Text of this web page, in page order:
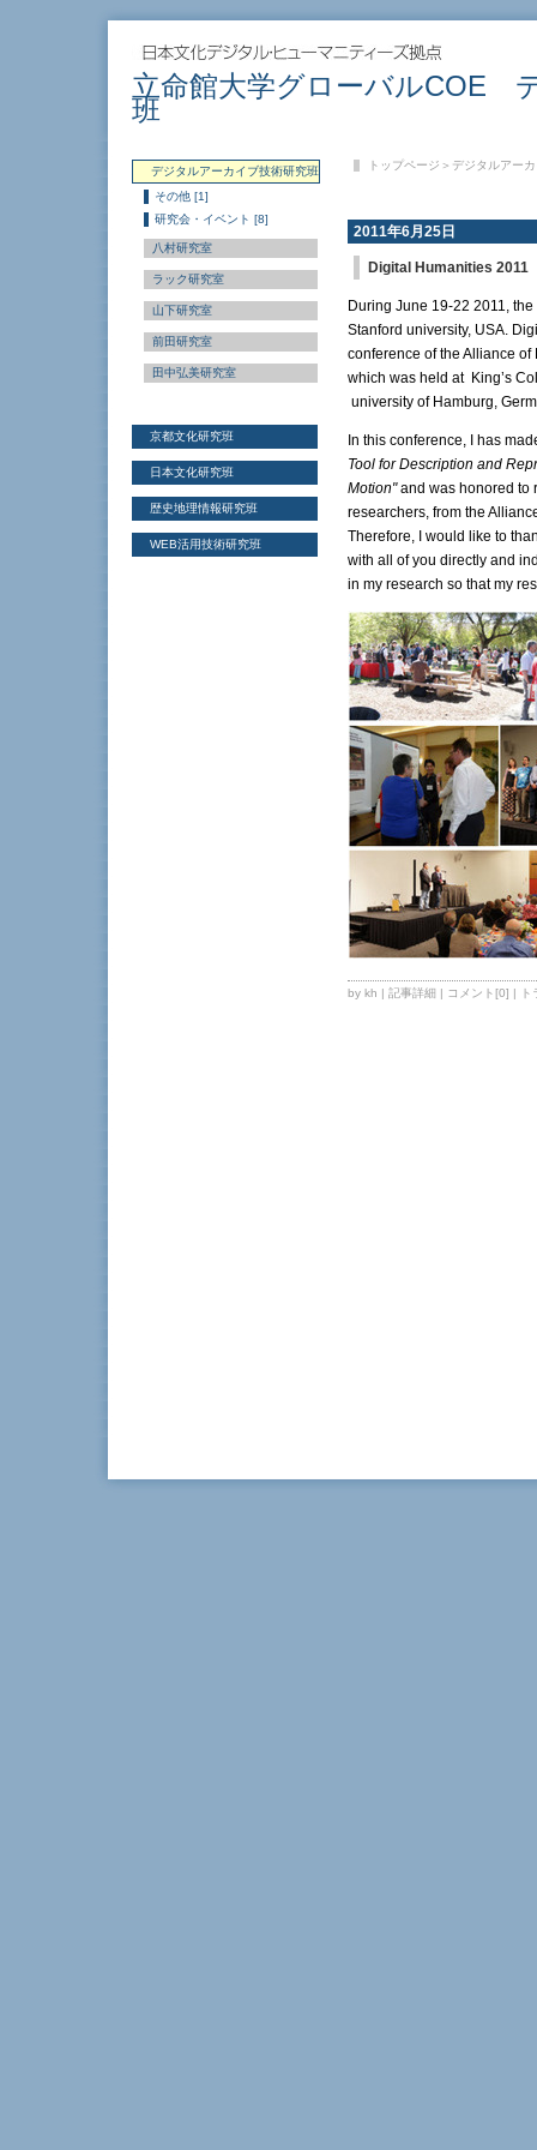
立命館大学グローバルCOE
班
デジタルアーカイブ技術研究班
その他 [1]
研究会・イベント [8]
八村研究室
ラック研究室
山下研究室
前田研究室
田中弘美研究室
京都文化研究班
日本文化研究班
歴史地理情報研究班
WEB活用技術研究班
トップページ ＞ デジタルアー
2011年6月25日
Digital Humanities 2011
During June 19-22 2011,
Stanford university, USA.
conference of the Alliance
which was held at King’s
university of Hamburg,
In this conference, I has
Tool for Description and
Motion"and was honored to
researchers, from the
Therefore, I would like to
with all of you directly and
in my research so that my
by kh | 記事詳細 | コメント[0] |